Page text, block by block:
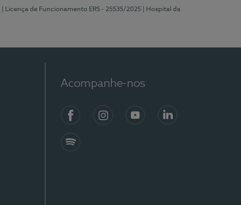
| Licença de Funcionamento ERS - 25535/2025
| Hospital da
Acompanhe-nos